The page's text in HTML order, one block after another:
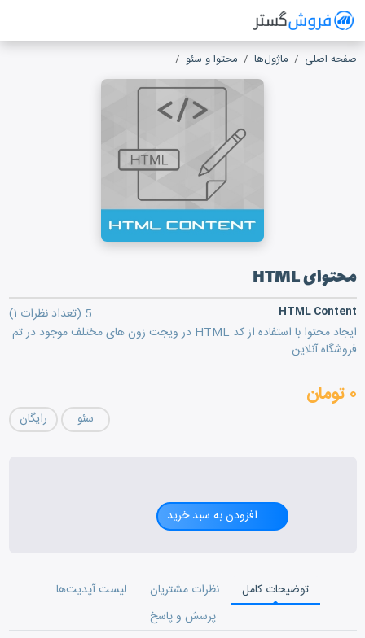
سیستم مدیریت فروش آنلاین
صفحه اصلی ماژول‌ها محتوا و سئو
محتوای HTML
HTML Content
5 (تعداد نظرات ۱)
ایجاد محتوا با استفاده از کد HTML در ویجت زون های مختلف موجود در تم
فروشگاه آنلاین
۰ تومان
سئو رایگان
افزودن به سبد خرید
توضیحات کامل نظرات مشتریان
لیست آپدیت‌ها
پرسش و پاسخ